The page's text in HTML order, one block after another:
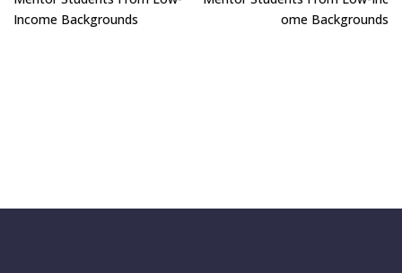
Income Backgrounds
Ome Backgrounds